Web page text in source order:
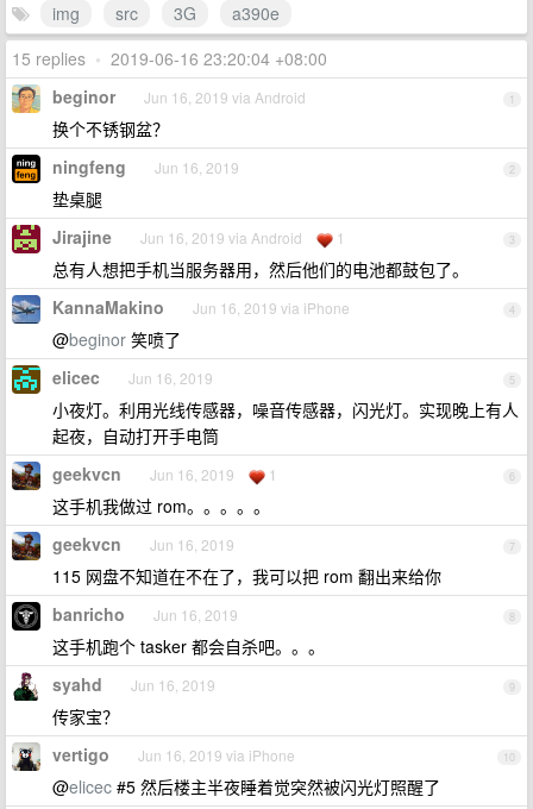
img src 3G
a390e
15 replies • 2019-06-16 23:20:04 +08:00
1
beginor Jun 16, 2019 via Android
换个不锈钢盆？
2
ningfeng Jun 16, 2019
垫桌腿
3
Jirajine Jun 16, 2019 via Android 1
总有人想把手机当服务器用，然后他们的电池都鼓包了。
4
KannaMakino Jun 16, 2019 via iPhone
@beginor 笑喷了
5
elicec Jun 16, 2019
小夜灯。利用光线传感器，噪音传感器，闪光灯。实现晚上有人
起夜，自动打开手电筒
6
geekvcn Jun 16, 2019 1
这手机我做过 rom。。。。。
7
geekvcn Jun 16, 2019
115 网盘不知道在不在了，我可以把 rom 翻出来给你
8
banricho Jun 16, 2019
这手机跑个 tasker 都会自杀吧。。。
9
syahd Jun 16, 2019
传家宝？
10
vertigo Jun 16, 2019 via iPhone
@elicec #5 然后楼主半夜睡着觉突然被闪光灯照醒了